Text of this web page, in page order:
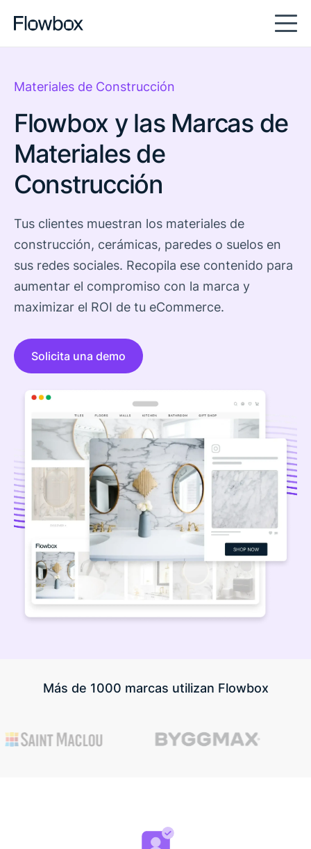
Materiales de Construcción
Flowbox y las Marcas de
Materiales de
Construcción
Tus clientes muestran los materiales de
construcción, cerámicas, paredes o suelos en
sus redes sociales. Recopila ese contenido para
aumentar el compromiso con la marca y
maximizar el ROI de tu eCommerce.
Solicita una demo
Más de 1000 marcas utilizan Flowbox